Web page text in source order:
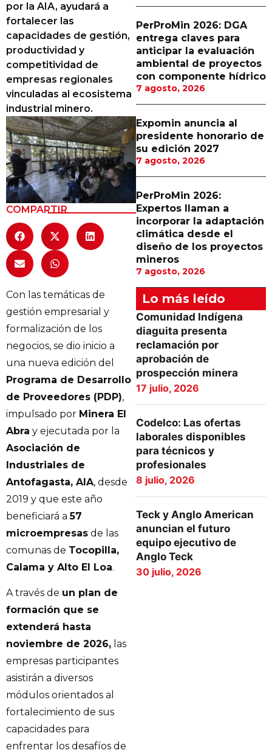
Calendario de Eventos
Revistas Digital
Siguenos
por la AIA, ayudará a
fortalecer las
capacidades de gestión,
productividad y
competitividad de
empresas regionales
vinculadas al ecosistema
industrial minero.
COMPARTIR
Con las temáticas de
gestión empresarial y
formalización de los
negocios, se dio inicio a
una nueva edición del
Programa de Desarrollo
de Proveedores (PDP),
impulsado por Minera El
Abra y ejecutada por la
Asociación de
Industriales de
Antofagasta, AIA, desde
2019 y que este año
beneficiará a57
microempresas de las
comunas de Tocopilla,
Calama y Alto El Loa.
A través de un plan de
formación que se
extenderá hasta
noviembre de 2026, las
empresas participantes
asistirán a diversos
módulos orientados al
fortalecimiento de sus
capacidades para
enfrentar los desafíos de
PerProMin 2026: DGA
entrega claves para
anticipar la evaluación
ambiental de proyectos
con componente hídrico
7 agosto, 2026
Expomin anuncia al
presidente honorario de
su edición 2027
7 agosto, 2026
PerProMin 2026:
Expertos llaman a
incorporar la adaptación
climática desde el
diseño de los proyectos
mineros
7 agosto, 2026
Lo más leído
Comunidad Indígena
diaguita presenta
reclamación por
aprobación de
prospección minera
17 julio, 2026
Codelco: Las ofertas
laborales disponibles
para técnicos y
profesionales
8 julio, 2026
Teck y Anglo American
anuncian el futuro
equipo ejecutivo de
Anglo Teck
30 julio, 2026